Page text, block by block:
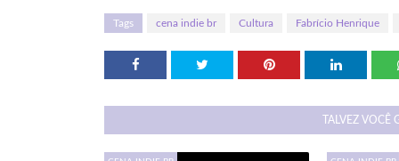
Tags cena indie br Cultura Fabrício Henrique
TALVEZ VOCÊ